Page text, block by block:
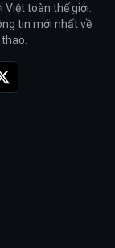
toàn thế giới.
tin mới nhất về